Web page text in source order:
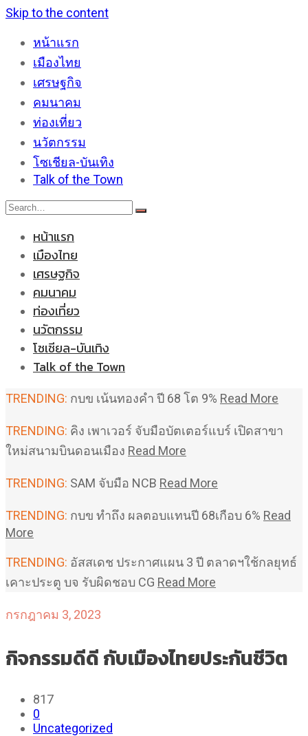
Skip to the content
หน้าแรก
เมืองไทย
เศรษฐกิจ
คมนาคม
ท่องเที่ยว
นวัตกรรม
โซเชียล-บันเทิง
Talk of the Town
หน้าแรก
เมืองไทย
เศรษฐกิจ
คมนาคม
ท่องเที่ยว
นวัตกรรม
โซเชียล-บันเทิง
Talk of the Town
TRENDING: กบข เน้นทองคำ ปี 68 โต 9% Read More
TRENDING: คิง เพาเวอร์ จับมือบัตเตอร์แบร์ เปิดสาขา
ใหม่สนามบินดอนเมือง Read More
TRENDING: SAM จับมือ NCB Read More
TRENDING: กบข ทำถึง ผลตอบแทนปี 68เกือบ 6% Read
More
TRENDING: อัสสเดช ประกาศแผน 3 ปี ตลาดฯใช้กลยุทธ์
เคาะประตู บจ รับผิดชอบ CG Read More
กรกฎาคม 3, 2023
กิจกรรมดีดี กับเมืองไทยประกันชีวิต
817
0
Uncategorized